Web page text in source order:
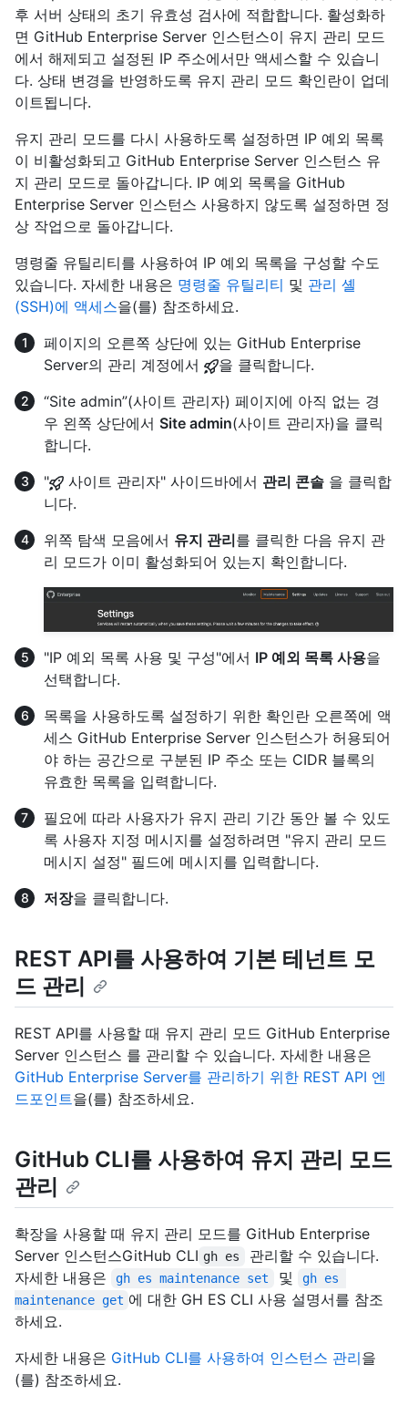
후 서버 상태의 초기 유효성 검사에 적합합니다. 활성화하
면 GitHub Enterprise Server 인스턴스이 유지 관리 모드
에서 해제되고 설정된 IP 주소에서만 액세스할 수 있습니
다. 상태 변경을 반영하도록 유지 관리 모드 확인란이 업데
이트됩니다.
유지 관리 모드를 다시 사용하도록 설정하면 IP 예외 목록
이 비활성화되고 GitHub Enterprise Server 인스턴스 유
지 관리 모드로 돌아갑니다. IP 예외 목록을 GitHub
Enterprise Server 인스턴스 사용하지 않도록 설정하면 정
상 작업으로 돌아갑니다.
명령줄 유틸리티를 사용하여 IP 예외 목록을 구성할 수도
있습니다. 자세한 내용은 명령줄 유틸리티 및 관리 셸
(SSH)에 액세스을(를) 참조하세요.
페이지의 오른쪽 상단에 있는 GitHub Enterprise
Server의 관리 계정에서
을 클릭합니다.
“Site admin”(사이트 관리자) 페이지에 아직 없는 경
우 왼쪽 상단에서 Site admin(사이트 관리자)을 클릭
합니다.
"
사이트 관리자" 사이드바에서 관리 콘솔 을 클릭합
니다.
위쪽 탐색 모음에서 유지 관리를 클릭한 다음 유지 관
리 모드가 이미 활성화되어 있는지 확인합니다.
"IP 예외 목록 사용 및 구성"에서 IP 예외 목록 사용을
선택합니다.
목록을 사용하도록 설정하기 위한 확인란 오른쪽에 액
세스 GitHub Enterprise Server 인스턴스가 허용되어
야 하는 공간으로 구분된 IP 주소 또는 CIDR 블록의
유효한 목록을 입력합니다.
필요에 따라 사용자가 유지 관리 기간 동안 볼 수 있도
록 사용자 지정 메시지를 설정하려면 "유지 관리 모드
메시지 설정" 필드에 메시지를 입력합니다.
저장을 클릭합니다.
REST API를 사용하여 기본 테넌트 모
드 관리
REST API를 사용할 때 유지 관리 모드 GitHub Enterprise
Server 인스턴스 를 관리할 수 있습니다. 자세한 내용은
GitHub Enterprise Server를 관리하기 위한 REST API 엔
드포인트을(를) 참조하세요.
GitHub CLI를 사용하여 유지 관리 모드
관리
확장을 사용할 때 유지 관리 모드를 GitHub Enterprise
Server 인스턴스GitHub CLI gh es
관리할 수 있습니다.
자세한 내용은
gh es maintenance set 및
gh es
maintenance get 에 대한 GH ES CLI 사용 설명서를 참조
하세요.
자세한 내용은 GitHub CLI를 사용하여 인스턴스 관리을
(를) 참조하세요.